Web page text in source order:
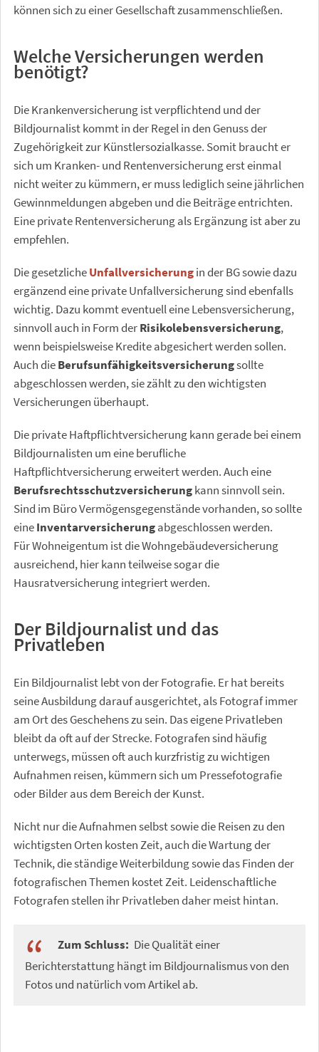
können sich zu einer Gesellschaft zusammenschließen.
Welche Versicherungen werden
benötigt?
Die Krankenversicherung ist verpflichtend und der
Bildjournalist kommt in der Regel in den Genuss der
Zugehörigkeit zur Künstlersozialkasse. Somit braucht er
sich um Kranken- und Rentenversicherung erst einmal
nicht weiter zu kümmern, er muss lediglich seine jährlichen
Gewinnmeldungen abgeben und die Beiträge entrichten.
Eine private Rentenversicherung als Ergänzung ist aber zu
empfehlen.
Die gesetzlicheUnfallversicherungin der BG sowie dazu
ergänzend eine private Unfallversicherung sind ebenfalls
wichtig. Dazu kommt eventuell eine Lebensversicherung,
sinnvoll auch in Form derRisikolebensversicherung,
wenn beispielsweise Kredite abgesichert werden sollen.
Auch dieBerufsunfähigkeitsversicherungsollte
abgeschlossen werden, sie zählt zu den wichtigsten
Versicherungen überhaupt.
Die private Haftpflichtversicherung kann gerade bei einem
Bildjournalisten um eine berufliche
Haftpflichtversicherung erweitert werden. Auch eine
Berufsrechtsschutzversicherungkann sinnvoll sein.
Sind im Büro Vermögensgegenstände vorhanden, so sollte
eineInventarversicherungabgeschlossen werden.
Für Wohneigentum ist die Wohngebäudeversicherung
ausreichend, hier kann teilweise sogar die
Hausratversicherung integriert werden.
Der Bildjournalist und das
Privatleben
Ein Bildjournalist lebt von der Fotografie. Er hat bereits
seine Ausbildung darauf ausgerichtet, als Fotograf immer
am Ort des Geschehens zu sein. Das eigene Privatleben
bleibt da oft auf der Strecke. Fotografen sind häufig
unterwegs, müssen oft auch kurzfristig zu wichtigen
Aufnahmen reisen, kümmern sich um Pressefotografie
oder Bilder aus dem Bereich der Kunst.
Nicht nur die Aufnahmen selbst sowie die Reisen zu den
wichtigsten Orten kosten Zeit, auch die Wartung der
Technik, die ständige Weiterbildung sowie das Finden der
fotografischen Themen kostet Zeit. Leidenschaftliche
Fotografen stellen ihr Privatleben daher meist hintan.
Zum Schluss: Die Qualität einer
Berichterstattung hängt im Bildjournalismus von den
Fotos und natürlich vom Artikel ab.